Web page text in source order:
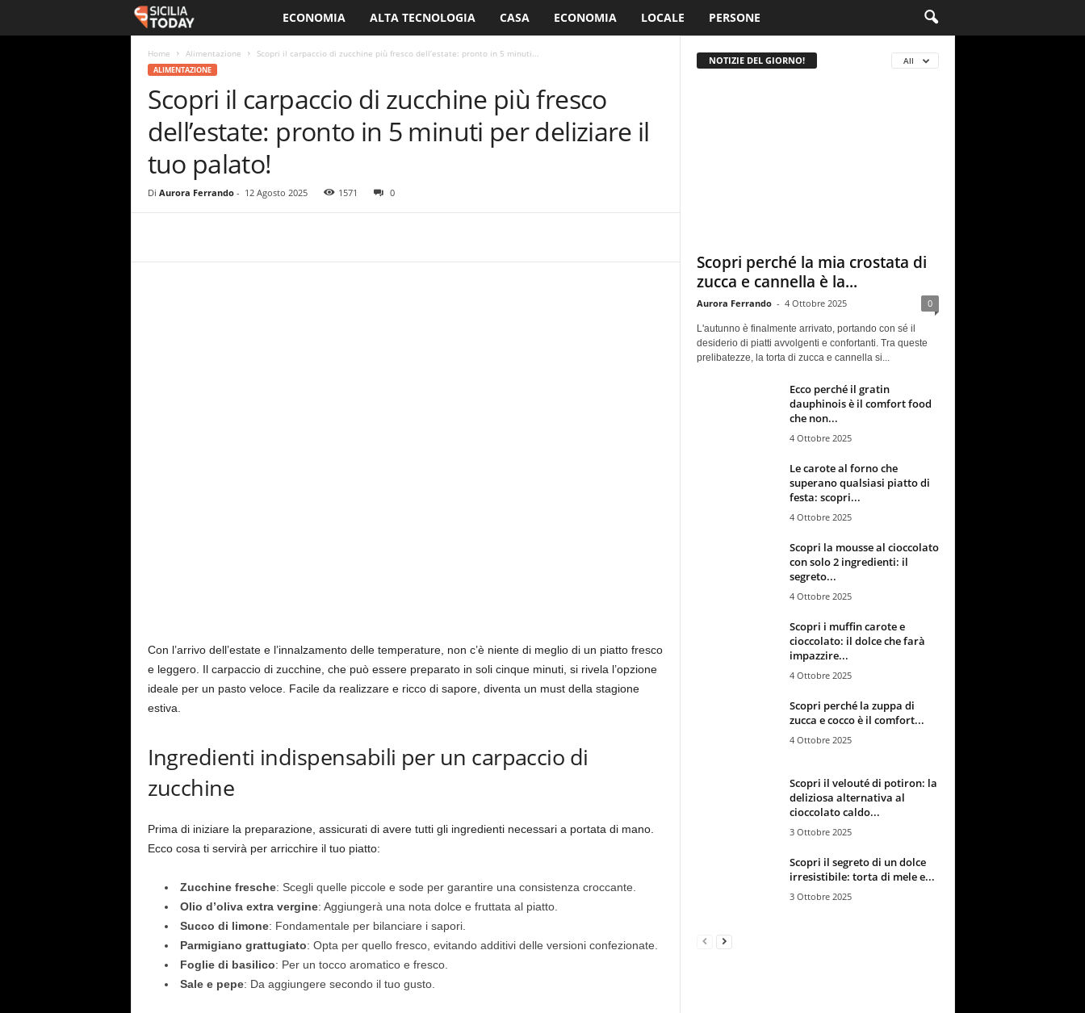
i
l
i
T
ECONOMIA ALTA TECNOLOGIA CASA ECONOMIA LOCALE PERSONE
Home Alimentazione Scopri il carpaccio di zucchine più fresco dell’estate: pronto in 5 minuti...
ALIMENTAZIONE
Scopri il carpaccio di zucchine più fresco
dell’estate: pronto in 5 minuti per deliziare il
tuo palato!
Di Aurora Ferrando- 12 Agosto 2025 1571 0
Con l’arrivo dell’estate e l’innalzamento delle temperature, non c’è niente di meglio di un piatto fresco
e leggero. Il carpaccio di zucchine, che può essere preparato in soli cinque minuti, si rivela l’opzione
ideale per un pasto veloce. Facile da realizzare e ricco di sapore, diventa un must della stagione
estiva.
Ingredienti indispensabili per un carpaccio di
zucchine
Prima di iniziare la preparazione, assicurati di avere tutti gli ingredienti necessari a portata di mano.
Ecco cosa ti servirà per arricchire il tuo piatto:
Zucchine fresche: Scegli quelle piccole e sode per garantire una consistenza croccante.
Olio d’oliva extra vergine: Aggiungerà una nota dolce e fruttata al piatto.
Succo di limone: Fondamentale per bilanciare i sapori.
Parmigiano grattugiato: Opta per quello fresco, evitando additivi delle versioni confezionate.
Foglie di basilico: Per un tocco aromatico e fresco.
Sale e pepe: Da aggiungere secondo il tuo gusto.
NOTIZIE DEL GIORNO! All
Scopri perché la mia crostata di
zucca e cannella è la...
Aurora Ferrando - 4 Ottobre 2025 0
L'autunno è finalmente arrivato, portando con sé il
desiderio di piatti avvolgenti e confortanti. Tra queste
prelibatezze, la torta di zucca e cannella si...
Ecco perché il gratin
dauphinois è il comfort food
che non...
4 Ottobre 2025
Le carote al forno che
superano qualsiasi piatto di
festa: scopri...
4 Ottobre 2025
Scopri la mousse al cioccolato
con solo 2 ingredienti: il
segreto...
4 Ottobre 2025
Scopri i muffin carote e
cioccolato: il dolce che farà
impazzire...
4 Ottobre 2025
Scopri perché la zuppa di
zucca e cocco è il comfort...
4 Ottobre 2025
Scopri il velouté di potiron: la
deliziosa alternativa al
cioccolato caldo...
3 Ottobre 2025
Scopri il segreto di un dolce
irresistibile: torta di mele e...
3 Ottobre 2025